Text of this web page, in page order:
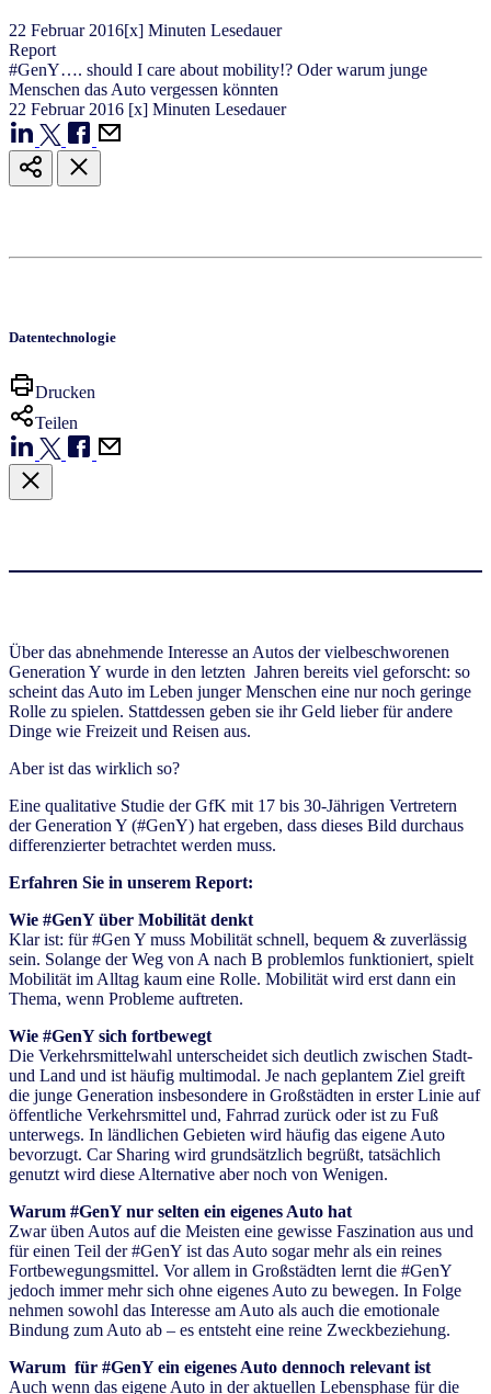
22 Februar 2016[x] Minuten Lesedauer
Report
#GenY…. should I care about mobility!? Oder warum junge
Menschen das Auto vergessen könnten
22 Februar 2016 [x] Minuten Lesedauer
Datentechnologie
Drucken
Teilen
Über das abnehmende Interesse an Autos der vielbeschworenen
Generation Y wurde in den letzten Jahren bereits viel geforscht: so
scheint das Auto im Leben junger Menschen eine nur noch geringe
Rolle zu spielen. Stattdessen geben sie ihr Geld lieber für andere
Dinge wie Freizeit und Reisen aus.
Aber ist das wirklich so?
Eine qualitative Studie der GfK mit 17 bis 30-Jährigen Vertretern
der Generation Y (#GenY) hat ergeben, dass dieses Bild durchaus
differenzierter betrachtet werden muss.
Erfahren Sie in unserem Report:
Wie #GenY über Mobilität denkt
Klar ist: für #Gen Y muss Mobilität schnell, bequem & zuverlässig
sein. Solange der Weg von A nach B problemlos funktioniert, spielt
Mobilität im Alltag kaum eine Rolle. Mobilität wird erst dann ein
Thema, wenn Probleme auftreten.
Wie #GenY sich fortbewegt
Die Verkehrsmittelwahl unterscheidet sich deutlich zwischen Stadt-
und Land und ist häufig multimodal. Je nach geplantem Ziel greift
die junge Generation insbesondere in Großstädten in erster Linie auf
öffentliche Verkehrsmittel und, Fahrrad zurück oder ist zu Fuß
unterwegs. In ländlichen Gebieten wird häufig das eigene Auto
bevorzugt. Car Sharing wird grundsätzlich begrüßt, tatsächlich
genutzt wird diese Alternative aber noch von Wenigen.
Warum #GenY nur selten ein eigenes Auto hat
Zwar üben Autos auf die Meisten eine gewisse Faszination aus und
für einen Teil der #GenY ist das Auto sogar mehr als ein reines
Fortbewegungsmittel. Vor allem in Großstädten lernt die #GenY
jedoch immer mehr sich ohne eigenes Auto zu bewegen. In Folge
nehmen sowohl das Interesse am Auto als auch die emotionale
Bindung zum Auto ab – es entsteht eine reine Zweckbeziehung.
Warum für #GenY ein eigenes Auto dennoch relevant ist
Auch wenn das eigene Auto in der aktuellen Lebensphase für die